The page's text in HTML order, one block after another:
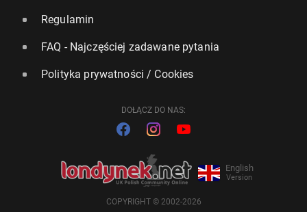
Regulamin
FAQ - Najczęściej zadawane pytania
Polityka prywatności / Cookies
DOŁĄCZ DO NAS:
English
Version
COPYRIGHT © 2002-2026